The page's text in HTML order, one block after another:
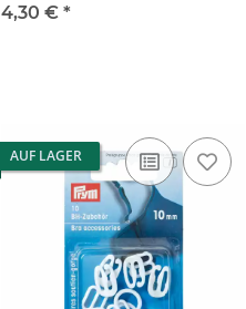
4,30 € *
AUF LAGER